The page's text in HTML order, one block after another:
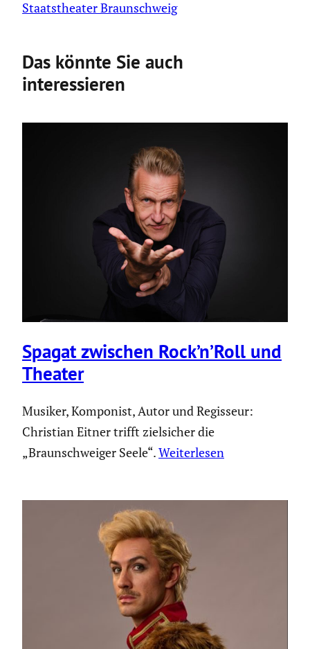
Staatstheater Braunschweig
Das könnte Sie auch
interessieren
Spagat zwischen Rock’n’Roll und
Theater
Musiker, Komponist, Autor und Regisseur:
Christian Eitner trifft zielsicher die
„Braunschweiger Seele“.Weiterlesen